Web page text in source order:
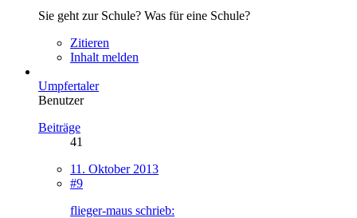
Sie geht zur Schule? Was für eine Schule?
Zitieren
Inhalt melden
Umpfertaler
Benutzer
Beiträge
41
11. Oktober 2013
#9
flieger-maus schrieb: